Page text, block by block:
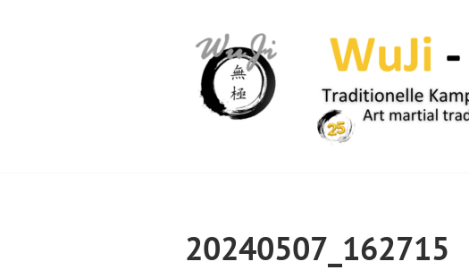
20240507_162715